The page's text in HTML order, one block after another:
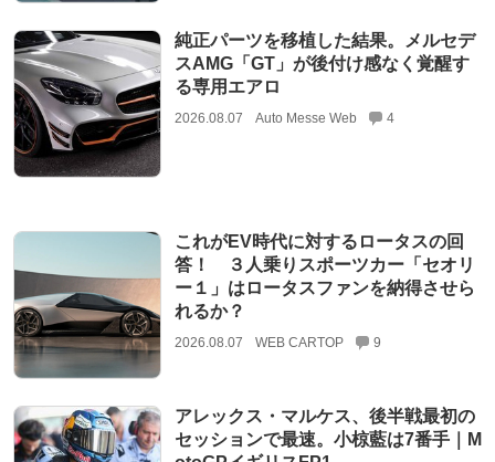
純正パーツを移植した結果。メルセデ
スAMG「GT」が後付け感なく覚醒す
る専用エアロ
2026.08.07 Auto Messe Web 4
これがEV時代に対するロータスの回
答！ ３人乗りスポーツカー「セオリ
ー１」はロータスファンを納得させら
れるか？
2026.08.07 WEB CARTOP 9
アレックス・マルケス、後半戦最初の
セッションで最速。小椋藍は7番手｜M